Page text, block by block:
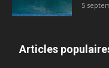
5
Articles